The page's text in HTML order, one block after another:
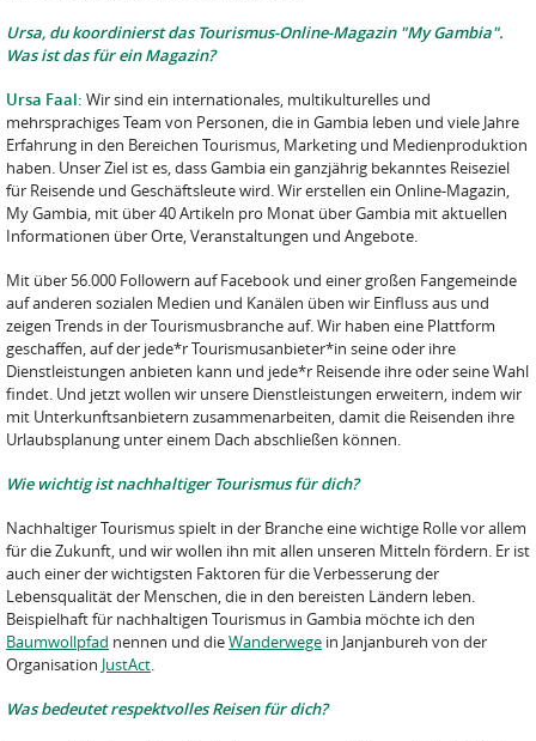
Ursa, du koordinierst das Tourismus-Online-Magazin "My Gambia".
Was ist das für ein Magazin?
Ursa Faal: Wir sind ein internationales, multikulturelles und
mehrsprachiges Team von Personen, die in Gambia leben und viele Jahre
Erfahrung in den Bereichen Tourismus, Marketing und Medienproduktion
haben. Unser Ziel ist es, dass Gambia ein ganzjährig bekanntes Reiseziel
für Reisende und Geschäftsleute wird. Wir erstellen ein Online-Magazin,
My Gambia, mit über 40 Artikeln pro Monat über Gambia mit aktuellen
Informationen über Orte, Veranstaltungen und Angebote.
Mit über 56.000 Followern auf Facebook und einer großen Fangemeinde
auf anderen sozialen Medien und Kanälen üben wir Einfluss aus und
zeigen Trends in der Tourismusbranche auf. Wir haben eine Plattform
geschaffen, auf der jede*r Tourismusanbieter*in seine oder ihre
Dienstleistungen anbieten kann und jede*r Reisende ihre oder seine Wahl
findet. Und jetzt wollen wir unsere Dienstleistungen erweitern, indem wir
mit Unterkunftsanbietern zusammenarbeiten, damit die Reisenden ihre
Urlaubsplanung unter einem Dach abschließen können.
Wie wichtig ist nachhaltiger Tourismus für dich?
Nachhaltiger Tourismus spielt in der Branche eine wichtige Rolle vor allem
für die Zukunft, und wir wollen ihn mit allen unseren Mitteln fördern. Er ist
auch einer der wichtigsten Faktoren für die Verbesserung der
Lebensqualität der Menschen, die in den bereisten Ländern leben.
Beispielhaft für nachhaltigen Tourismus in Gambia möchte ich den
Baumwollpfad nennen und dieWanderwege in Janjanbureh von der
Organisation JustAct.
Was bedeutet respektvolles Reisen für dich?